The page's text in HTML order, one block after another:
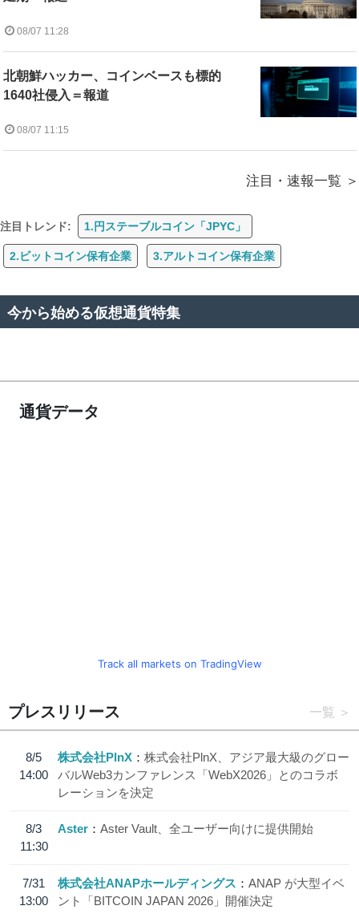
08/07 11:28
北朝鮮ハッカー、コインベースも標的
1640社侵入＝報道
08/07 11:15
注目・速報一覧
注目トレンド: 1.円ステーブルコイン「JPYC」
2.ビットコイン保有企業 3.アルトコイン保有企業
今から始める仮想通貨特集
通貨データ
Track all markets on TradingView
プレスリリース 一覧
8/5
14:00
株式会社PlnX
株式会社PlnX、アジア最大級のグロー
バルWeb3カンファレンス「WebX2026」とのコラボ
レーションを決定
8/3
11:30
Aster Aster Vault、全ユーザー向けに提供開始
7/31
13:00
株式会社ANAPホールディングス
ANAP が大型イベ
ント「BITCOIN JAPAN 2026」開催決定